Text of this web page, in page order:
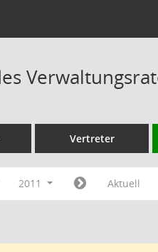
Vertreter
2011 Aktuell